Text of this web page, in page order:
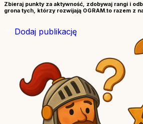
Zbieraj punkty za aktywność, zdobywaj rangi i
grona tych, którzy rozwijają OGRAM.to razem z
Dodaj publikację